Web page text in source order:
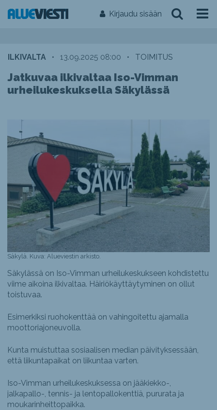
Kirjaudu sisään
ILKIVALTA • 13.09.2025 08:00 • TOIMITUS
Jatkuvaa ilkivaltaa Iso-Vimman
urheilukeskuksella Säkylässä
Säkylä. Kuva: Alueviestin arkisto.
Säkylässä on Iso-Vimman urheilukeskukseen kohdistettu
viime aikoina ilkivaltaa. Häiriökäyttäytyminen on ollut
toistuvaa.
Esimerkiksi ruohokenttää on vahingoitettu ajamalla
moottoriajoneuvolla.
Kunta muistuttaa sosiaalisen median päivityksessään,
että liikuntapaikat on liikuntaa varten.
Iso-Vimman urheilukeskuksessa on jääkiekko-,
jalkapallo-, tennis- ja lentopallokenttiä, pururata ja
moukarinheittopaikka.